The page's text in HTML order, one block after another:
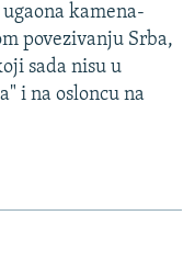
kamena-
povezivanju Srba,
sada nisu u
i na osloncu na